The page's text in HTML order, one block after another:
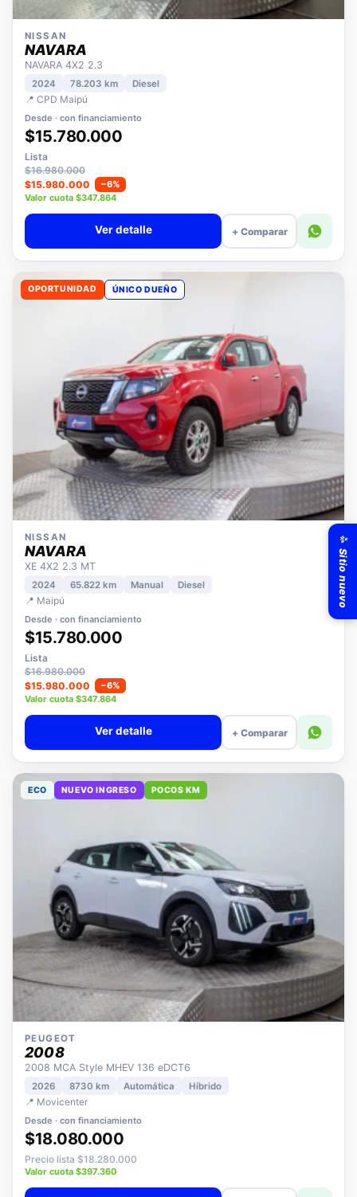
NISSAN
NAVARA
NAVARA 4X2 2.3
2024 78.203 km
📍 CPD Maipú
Desde · con financiamiento
$15.780.000
Lista
$16.980.000
$15.980.000
−6%
Valor cuota $347.864
+ Comparar
OPORTUNIDAD
NISSAN
NAVARA
XE 4X2 2.3 MT
2024
📍 Maipú
Desde · con financiamiento
$15.780.000
Lista
$16.980.000
$15.980.000
−6%
Valor cuota $347.864
+ Comparar
PEUGEOT
2008
2008 MCA Style MHEV 136 eDCT6
2026 8730 km
📍 Movicenter
Desde · con financiamiento
$18.080.000
Precio lista $18.280.000
Valor cuota $397.360
✨ Sitio nuevo